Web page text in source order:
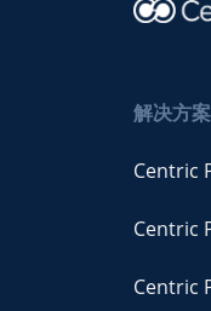
解决方案
Centric
Centric
Centric